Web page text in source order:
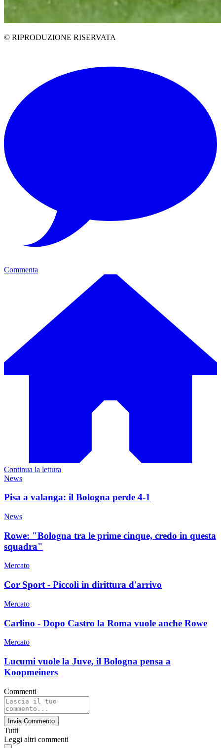
© RIPRODUZIONE RISERVATA
Commenta
Continua la lettura
News
Pisa a valanga: il Bologna perde 4-1
News
Rowe: "Bologna tra le prime cinque, credo in questa
squadra"
Mercato
Cor Sport - Piccoli in dirittura d'arrivo
Mercato
Carlino - Dopo Castro la Roma vuole anche Rowe
Mercato
Lucumi vuole la Juve, il Bologna pensa a
Koopmeiners
Commenti
Invia Commento
Tutti
Leggi altri commenti